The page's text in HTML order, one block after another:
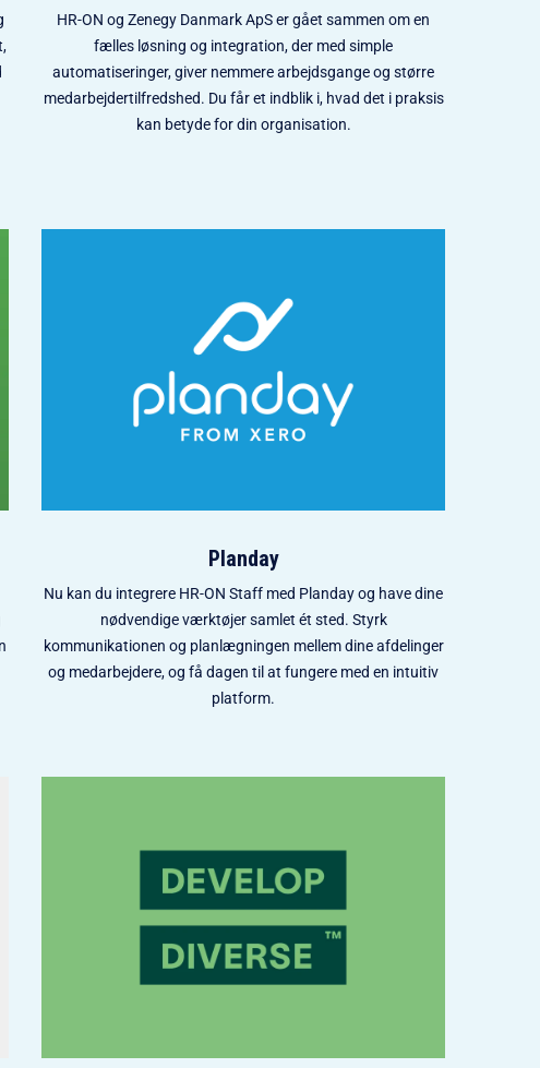
HR-ON og Zenegy Danmark ApS er gået sammen om en
fælles løsning og integration, der med simple
automatiseringer, giver nemmere arbejdsgange og større
medarbejdertilfredshed. Du får et indblik i, hvad det i praksis
kan betyde for din organisation.
Planday
Nu kan du integrere HR-ON Staff med Planday og have dine
nødvendige værktøjer samlet ét sted. Styrk
kommunikationen og planlægningen mellem dine afdelinger
og medarbejdere, og få dagen til at fungere med en intuitiv
platform.